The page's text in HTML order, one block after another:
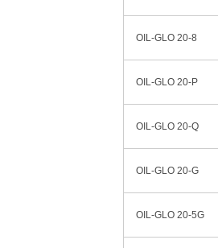
OIL-GLO 20-8
OIL-GLO 20-P
OIL-GLO 20-Q
OIL-GLO 20-G
OIL-GLO 20-5G